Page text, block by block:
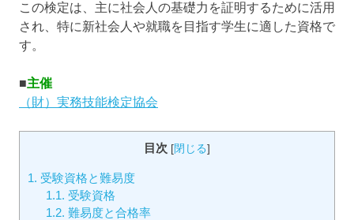
この検定は、主に社会人の基礎力を証明するために活用
され、特に新社会人や就職を目指す学生に適した資格で
す。
■主催
（財）実務技能検定協会
目次 [閉じる]
1. 受験資格と難易度
1.1. 受験資格
1.2. 難易度と合格率